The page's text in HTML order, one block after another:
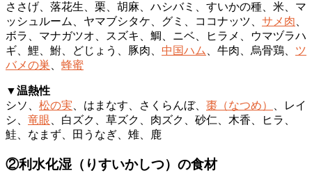
ささげ、落花生、栗、胡麻、ハシバミ、すいかの種、米、マ
ッシュルーム、ヤマブシタケ、グミ、ココナッツ、 サメ肉
ボラ、マナガツオ、スズキ、鯛、ニベ、ヒラメ、ウマヅラハ
ギ、鯉、鮒、どじょう、豚肉、 中国ハム 、牛肉、烏骨鶏、 ツ
バメの巣
蜂蜜
▼温熱性
シソ、 松の実 、はまなす、さくらんぼ、 棗（なつめ）
、レイ
シ、 竜眼 、白ズク、草ズク、肉ズク、砂仁、木香、ヒラ、
鮭、なまず、田うなぎ、雉、鹿
②利水化湿（りすいかしつ）の食材